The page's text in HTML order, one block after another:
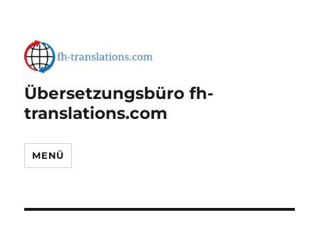
Übersetzungsbüro fh-
translations.com
MENÜ